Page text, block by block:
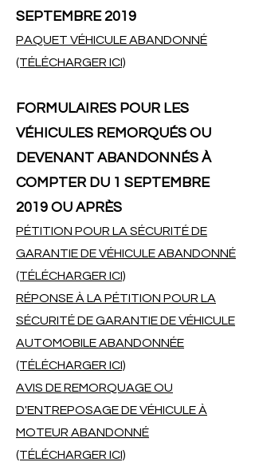
SEPTEMBRE 2019
PAQUET VÉHICULE ABANDONNÉ
(TÉLÉCHARGER ICI)
FORMULAIRES POUR LES
VÉHICULES REMORQUÉS OU
DEVENANT ABANDONNÉS À
COMPTER DU 1 SEPTEMBRE
2019 OU APRÈS
PÉTITION POUR LA SÉCURITÉ DE
GARANTIE DE VÉHICULE ABANDONNÉ
(TÉLÉCHARGER ICI)
RÉPONSE À LA PÉTITION POUR LA
SÉCURITÉ DE GARANTIE DE VÉHICULE
AUTOMOBILE ABANDONNÉE
(TÉLÉCHARGER ICI)
AVIS DE REMORQUAGE OU
D'ENTREPOSAGE DE VÉHICULE À
MOTEUR ABANDONNÉ
(TÉLÉCHARGER ICI)